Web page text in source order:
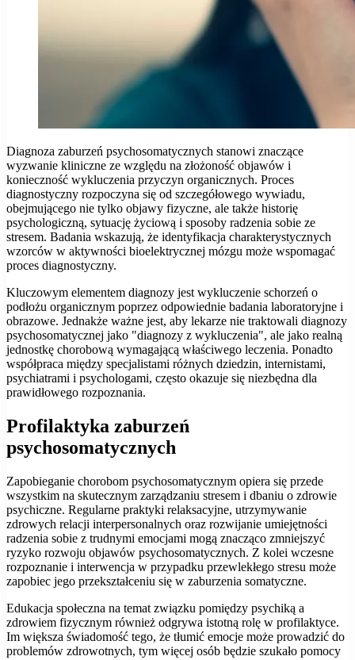
Diagnoza zaburzeń psychosomatycznych stanowi znaczące
wyzwanie kliniczne ze względu na złożoność objawów i
konieczność wykluczenia przyczyn organicznych. Proces
diagnostyczny rozpoczyna się od szczegółowego wywiadu,
obejmującego nie tylko objawy fizyczne, ale także historię
psychologiczną, sytuację życiową i sposoby radzenia sobie ze
stresem. Badania wskazują, że identyfikacja charakterystycznych
wzorców w aktywności bioelektrycznej mózgu może wspomagać
proces diagnostyczny.
Kluczowym elementem diagnozy jest wykluczenie schorzeń o
podłożu organicznym poprzez odpowiednie badania laboratoryjne i
obrazowe. Jednakże ważne jest, aby lekarze nie traktowali diagnozy
psychosomatycznej jako "diagnozy z wykluczenia", ale jako realną
jednostkę chorobową wymagającą właściwego leczenia. Ponadto
współpraca między specjalistami różnych dziedzin, internistami,
psychiatrami i psychologami, często okazuje się niezbędna dla
prawidłowego rozpoznania.
Profilaktyka zaburzeń
psychosomatycznych
Zapobieganie chorobom psychosomatycznym opiera się przede
wszystkim na skutecznym zarządzaniu stresem i dbaniu o zdrowie
psychiczne. Regularne praktyki relaksacyjne, utrzymywanie
zdrowych relacji interpersonalnych oraz rozwijanie umiejętności
radzenia sobie z trudnymi emocjami mogą znacząco zmniejszyć
ryzyko rozwoju objawów psychosomatycznych. Z kolei wczesne
rozpoznanie i interwencja w przypadku przewlekłego stresu może
zapobiec jego przekształceniu się w zaburzenia somatyczne.
Edukacja społeczna na temat związku pomiędzy psychiką a
zdrowiem fizycznym również odgrywa istotną rolę w profilaktyce.
Im większa świadomość tego, że tłumić emocje może prowadzić do
problemów zdrowotnych, tym więcej osób będzie szukało pomocy